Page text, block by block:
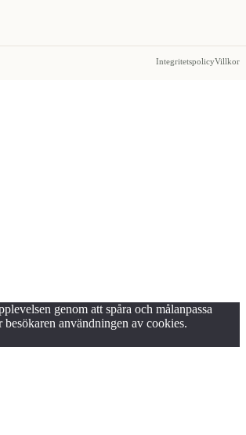
IntegritetspolicyVillkor
genom att spåra och målanpassa
användningen av cookies.